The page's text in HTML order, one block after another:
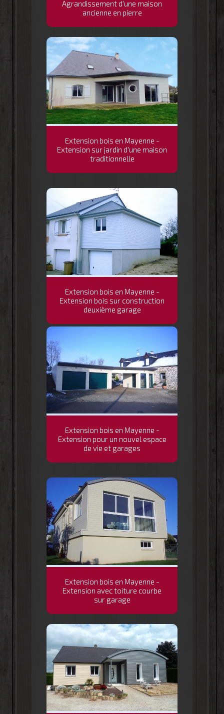
Agrandissement d'une maison
ancienne en pierre
Extension bois en Mayenne -
Extension sur jardin d'une maison
traditionnelle
Extension bois en Mayenne -
Extension bois sur construction
deuxième garage
Extension bois en Mayenne -
Extension pour un nouvel espace
de vie et garages
Extension bois en Mayenne -
Extension avec toiture courbe
sur garage